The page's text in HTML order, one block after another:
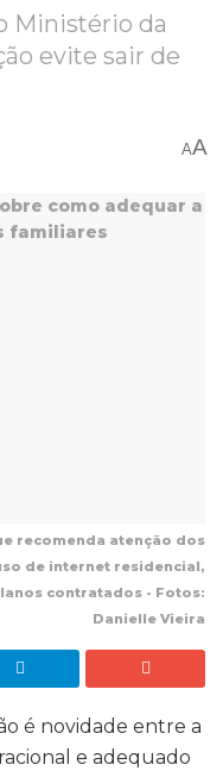
Ministério da
evite sair de
AA
recomenda atenção dos
de internet residencial,
contratados - Fotos:
Danielle Vieira
é novidade entre a
e adequado